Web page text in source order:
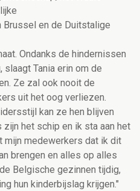
en de Duitstalige
Ondanks de hindernissen
Tania erin om de
Ze zal ook nooit de
uit het oog verliezen.
kan ze hen blijven
het schip en ik sta aan het
mijn medewerkers dat ik dit
brengen en alles op alles
Belgische gezinnen tijdig,
hun kinderbijslag krijgen."